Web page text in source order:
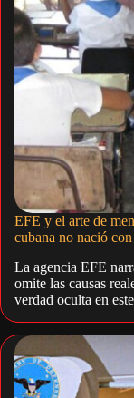
EFE y el arte de
cubana no nació
La agencia EFE
omite las causas
verdad oculta en